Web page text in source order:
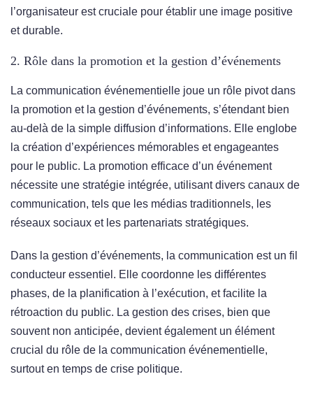
l’organisateur est cruciale pour établir une image positive
et durable.
2. Rôle dans la promotion et la gestion d’événements
La communication événementielle joue un rôle pivot dans
la promotion et la gestion d’événements, s’étendant bien
au-delà de la simple diffusion d’informations. Elle englobe
la création d’expériences mémorables et engageantes
pour le public. La promotion efficace d’un événement
nécessite une stratégie intégrée, utilisant divers canaux de
communication, tels que les médias traditionnels, les
réseaux sociaux et les partenariats stratégiques.
Dans la gestion d’événements, la communication est un fil
conducteur essentiel. Elle coordonne les différentes
phases, de la planification à l’exécution, et facilite la
rétroaction du public. La gestion des crises, bien que
souvent non anticipée, devient également un élément
crucial du rôle de la communication événementielle,
surtout en temps de crise politique.